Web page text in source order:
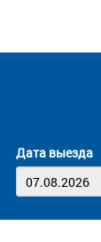
Дата выезда